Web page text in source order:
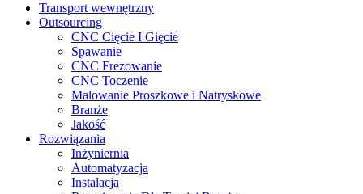
Transport wewnętrzny
Outsourcing
CNC Cięcie I Gięcie
Spawanie
CNC Frezowanie
CNC Toczenie
Malowanie Proszkowe i Natryskowe
Branże
Jakość
Rozwiązania
Inżyniernia
Automatyzacja
Instalacja